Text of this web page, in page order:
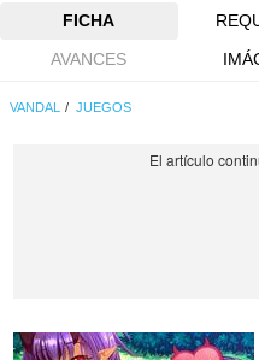
FICHA
AVANCES
VANDAL JUEGOS